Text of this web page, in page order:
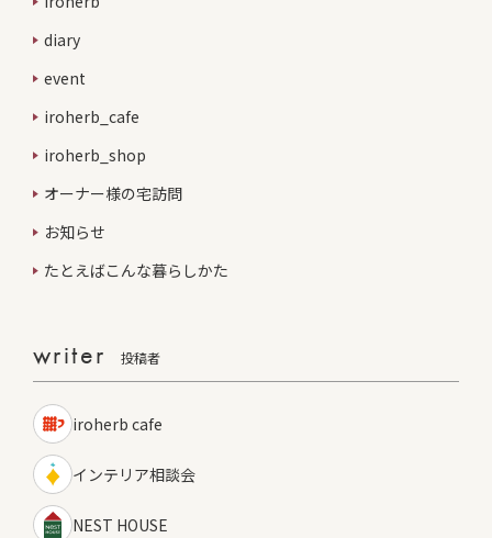
diary
event
iroherb_cafe
iroherb_shop
オーナー様の宅訪問
お知らせ
たとえばこんな暮らしかた
writer 投稿者
iroherb cafe
インテリア相談会
NEST HOUSE